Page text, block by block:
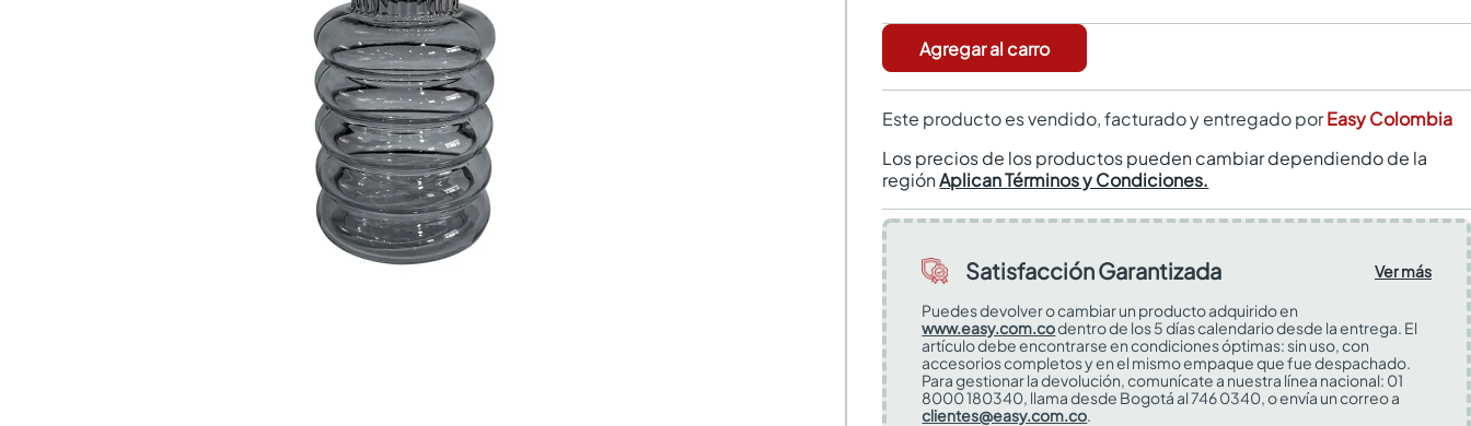
Agregar al carro
Este producto es vendido, facturado y entregado porEasy Colombia
Los precios de los productos pueden cambiar dependiendo de la
regiónAplican Términos y Condiciones.
Satisfacción Garantizada
Ver más
Puedes devolver o cambiar un producto adquirido en
www.easy.com.codentro de los 5 días calendario desde la entrega. El
artículo debe encontrarse en condiciones óptimas: sin uso, con
accesorios completos y en el mismo empaque que fue despachado.
Para gestionar la devolución, comunícate a nuestra línea nacional: 01
8000 180340, llama desde Bogotá al 746 0340, o envía un correo a
clientes@easy.com.co.